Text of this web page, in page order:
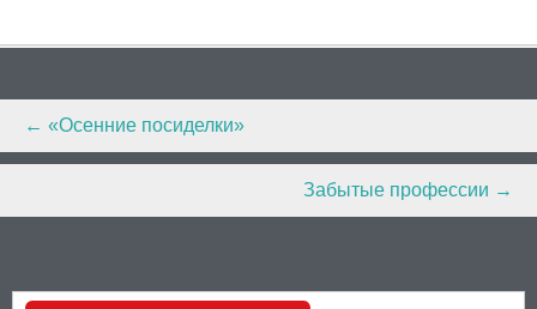
Post
navigation
← «Осенние посиделки»
Забытые профессии →